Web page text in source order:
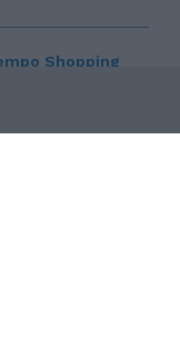
Shopping